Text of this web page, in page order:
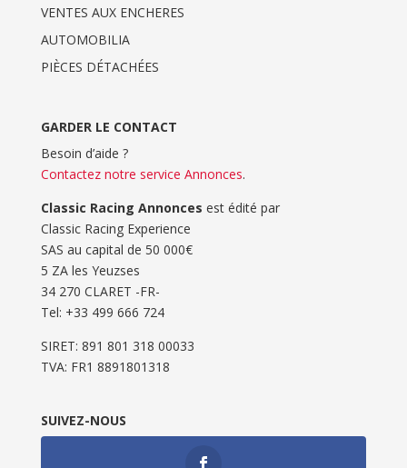
VENTES AUX ENCHERES
AUTOMOBILIA
PIÈCES DÉTACHÉES
GARDER LE CONTACT
Besoin d’aide ?
Contactez notre service Annonces.
Classic Racing Annonces est édité par
Classic Racing Experience
SAS au capital de 50 000€
5 ZA les Yeuzses
34 270 CLARET -FR-
Tel: ‭+33 499 666 724‬
SIRET: 891 801 318 00033
TVA: FR1 8891801318
SUIVEZ-NOUS